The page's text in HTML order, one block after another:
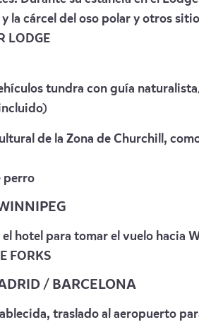
la cárcel del oso polar y otros
LODGE
tundra con guía
de la Zona de Churchill,
perro
el hotel para tomar el vuelo hacia
FORKS
/ BARCELONA
traslado al aeropuerto